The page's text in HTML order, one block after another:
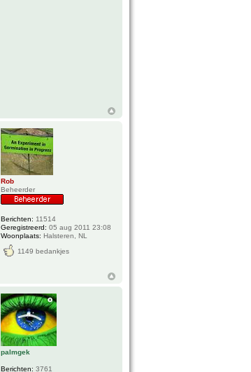
Rob
Beheerder
Berichten: 11514
Geregistreerd: 05 aug 2011 23:08
Woonplaats: Halsteren, NL
1149 bedankjes
palmgek
Berichten: 3761